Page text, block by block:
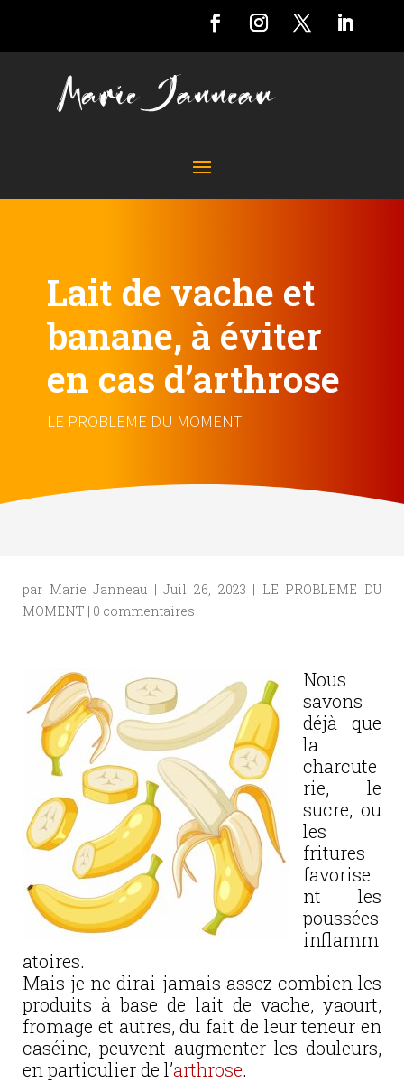
Lait de vache et
banane, à éviter
en cas d’arthrose
LE PROBLEME DU MOMENT
par Marie Janneau |Juil 26, 2023 | LE PROBLEME DU
MOMENT | 0 commentaires
Nous
savons
déjà que
la
charcute
rie, le
sucre, ou
les
fritures
favorise
nt les
poussées
inflamm
atoires.
Mais je ne dirai jamais assez combien les
produits à base de lait de vache, yaourt,
fromage et autres, du fait de leur teneur en
caséine, peuvent augmenter les douleurs,
en particulier de l’arthrose.